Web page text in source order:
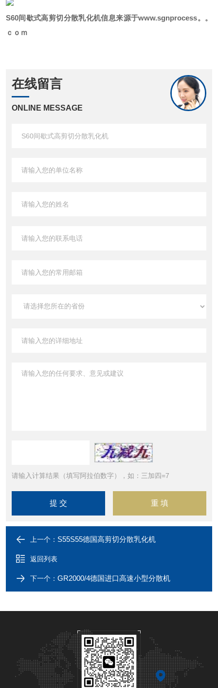
S60间歇式高剪切分散乳化机信息来源于www.sgnprocess。。
ｃｏｍ
在线留言
ONLINE MESSAGE
请输入计算结果（填写阿拉伯数字），如：三加四=7
上一个： S55S55德国高剪切分散乳化机
返回列表
下一个： GR2000/4德国进口高速小型分散机